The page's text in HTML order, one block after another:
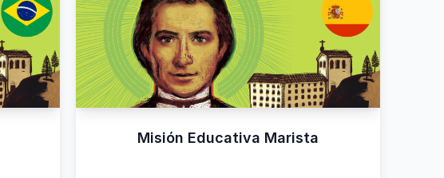
Misión Educativa Marista